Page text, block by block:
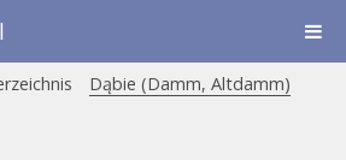
Dąbie (Damm, Altdamm)